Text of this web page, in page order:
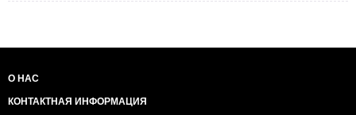
О НАС
КОНТАКТНАЯ ИНФОРМАЦИЯ